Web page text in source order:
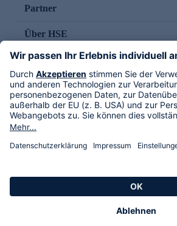
Partner
Über HSE
Im TV
HSE International